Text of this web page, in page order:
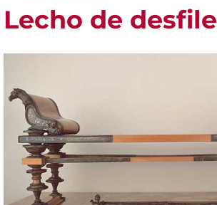
Lecho de desfile